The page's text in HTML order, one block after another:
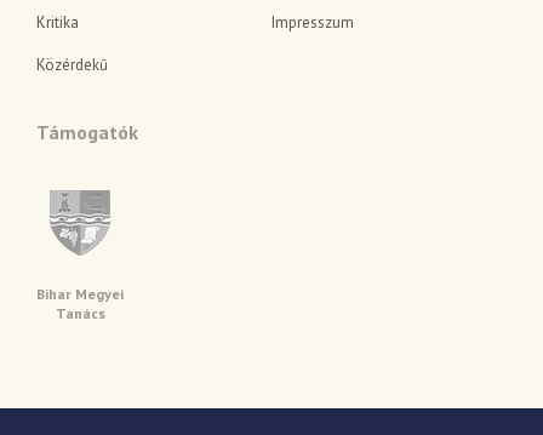
Kritika
Közérdekű
Impresszum
Támogatók
Bihar Megyei
Tanács